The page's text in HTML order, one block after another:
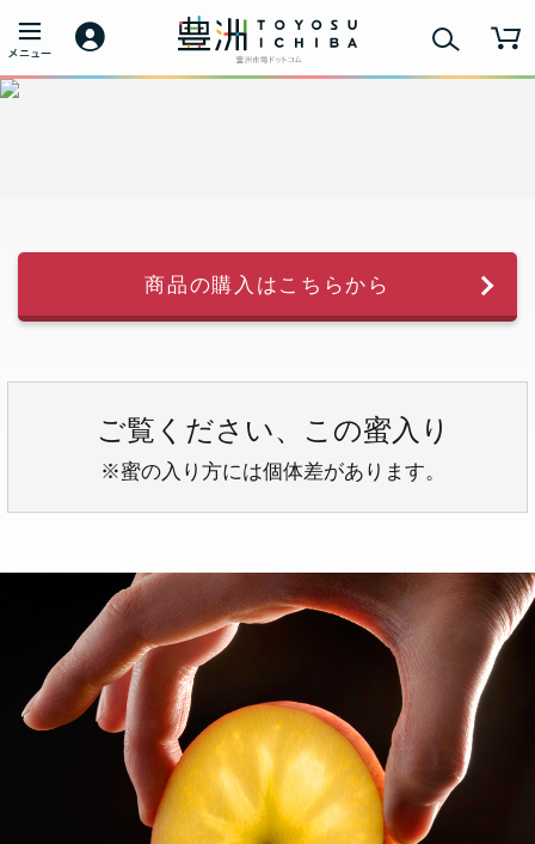
商品の購入はこちらから
ご覧ください、この蜜入り
※蜜の入り方には個体差があります。